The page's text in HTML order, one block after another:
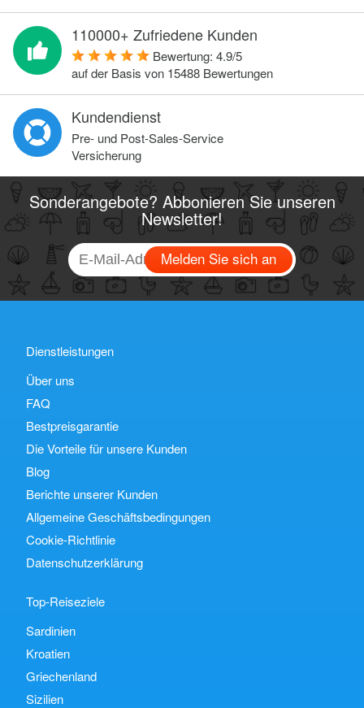
110000+ Zufriedene Kunden
Bewertung: 4.9/5
auf der Basis von 15488 Bewertungen
Kundendienst
Pre- und Post-Sales-Service
Versicherung
Sonderangebote? Abbonieren Sie unseren
Newsletter!
Melden Sie sich an
Dienstleistungen
Über uns
FAQ
Bestpreisgarantie
Die Vorteile für unsere Kunden
Blog
Berichte unserer Kunden
Allgemeine Geschäftsbedingungen
Cookie-Richtlinie
Datenschutzerklärung
Top-Reiseziele
Sardinien
Kroatien
Griechenland
Sizilien